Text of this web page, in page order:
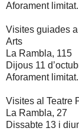
Aforament
Visites guiades a
Arts
La Rambla, 115
Dijous 11
Aforament
Visites al Teatre
La Rambla, 27
Dissabte 13 i